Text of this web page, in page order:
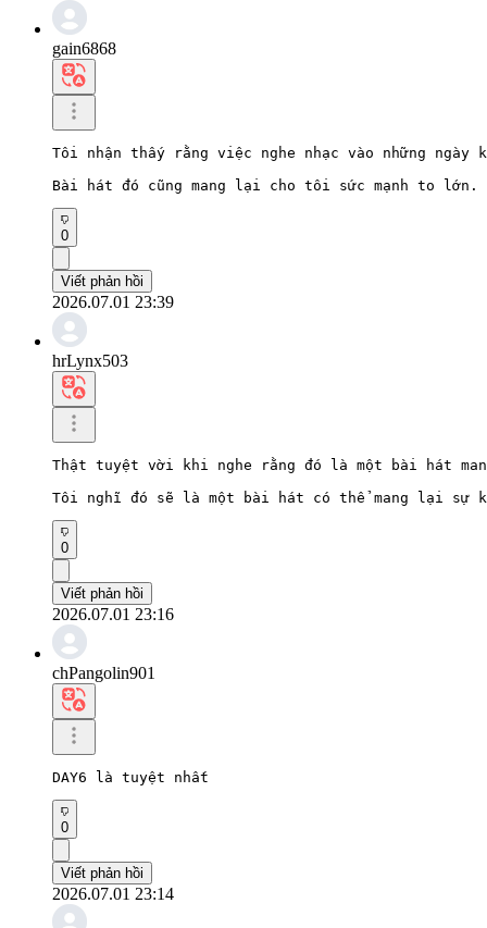
gain6868
Tôi nhận thấy rằng việc nghe nhạc vào những
Bài hát đó cũng mang lại cho tôi sức mạnh to lớn.
0
Viết phản hồi
2026.07.01 23:39
hrLynx503
Thật tuyệt vời khi nghe rằng đó là một bài hát
Tôi nghĩ đó sẽ là một bài hát có thể mang lại sự
0
Viết phản hồi
2026.07.01 23:16
chPangolin901
DAY6 là tuyệt nhất
0
Viết phản hồi
2026.07.01 23:14